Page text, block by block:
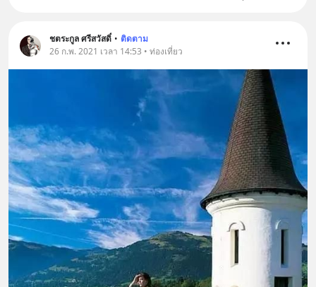
ชตระกูล ศรีสวัสดิ์ • ติดตาม
26 ก.พ. 2021 เวลา 14:53 • ท่องเที่ยว